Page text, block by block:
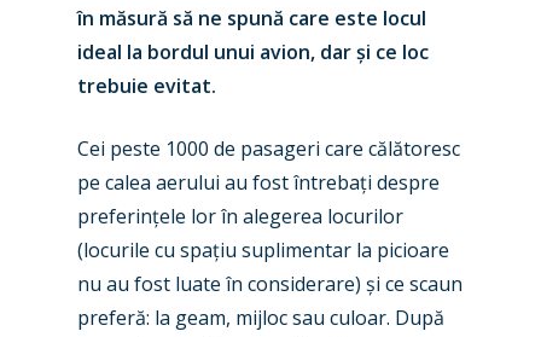
în măsură să ne spună care este locul
ideal la bordul unui avion, dar și ce loc
trebuie evitat.
Cei peste 1000 de pasageri care călătoresc
pe calea aerului au fost întrebați despre
preferințele lor în alegerea locurilor
(locurile cu spațiu suplimentar la picioare
nu au fost luate în considerare) și ce scaun
preferă: la geam, mijloc sau culoar. După